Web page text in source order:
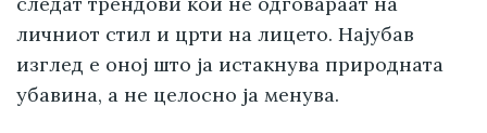
личниот стил и црти на лицето. Најубав
изглед е оној што ја истакнува природната
убавина, а не целосно ја менува.